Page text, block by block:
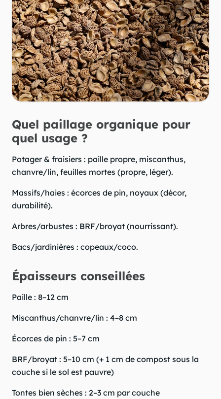
Quel paillage organique pour
quel usage ?
Potager & fraisiers : paille propre, miscanthus,
chanvre/lin, feuilles mortes (propre, léger).
Massifs/haies : écorces de pin, noyaux (décor,
durabilité).
Arbres/arbustes : BRF/broyat (nourrissant).
Bacs/jardinières : copeaux/coco.
Épaisseurs conseillées
Paille : 8–12 cm
Miscanthus/chanvre/lin : 4–8 cm
Écorces de pin : 5–7 cm
BRF/broyat : 5–10 cm (+ 1 cm de compost sous la
couche si le sol est pauvre)
Tontes bien sèches : 2–3 cm par couche